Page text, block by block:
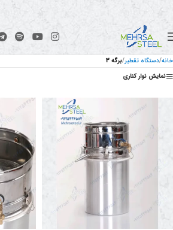
خانه/دستگاه تقطیر/برگه 3
نمایش نوار کناری